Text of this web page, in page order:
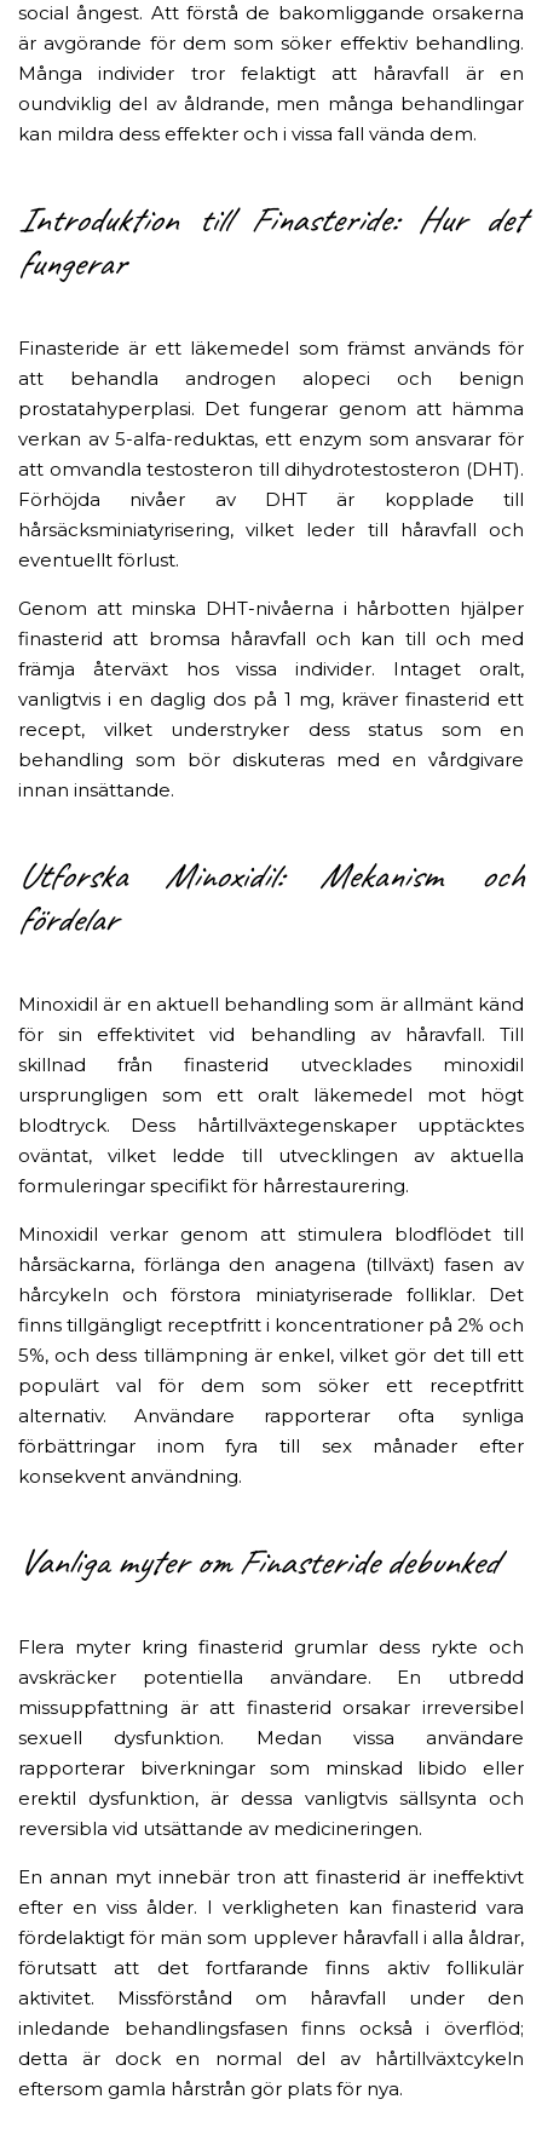
social ångest. Att förstå de bakomliggande orsakerna
är avgörande för dem som söker effektiv behandling.
Många individer tror felaktigt att håravfall är en
oundviklig del av åldrande, men många behandlingar
kan mildra dess effekter och i vissa fall vända dem.
Introduktion till Finasteride: Hur det
fungerar
Finasteride är ett läkemedel som främst används för
att behandla androgen alopeci och benign
prostatahyperplasi. Det fungerar genom att hämma
verkan av 5-alfa-reduktas, ett enzym som ansvarar för
att omvandla testosteron till dihydrotestosteron (DHT).
Förhöjda nivåer av DHT är kopplade till
hårsäcksminiatyrisering, vilket leder till håravfall och
eventuellt förlust.
Genom att minska DHT-nivåerna i hårbotten hjälper
finasterid att bromsa håravfall och kan till och med
främja återväxt hos vissa individer. Intaget oralt,
vanligtvis i en daglig dos på 1 mg, kräver finasterid ett
recept, vilket understryker dess status som en
behandling som bör diskuteras med en vårdgivare
innan insättande.
Utforska Minoxidil: Mekanism och
fördelar
Minoxidil är en aktuell behandling som är allmänt känd
för sin effektivitet vid behandling av håravfall. Till
skillnad från finasterid utvecklades minoxidil
ursprungligen som ett oralt läkemedel mot högt
blodtryck. Dess hårtillväxtegenskaper upptäcktes
oväntat, vilket ledde till utvecklingen av aktuella
formuleringar specifikt för hårrestaurering.
Minoxidil verkar genom att stimulera blodflödet till
hårsäckarna, förlänga den anagena (tillväxt) fasen av
hårcykeln och förstora miniatyriserade folliklar. Det
finns tillgängligt receptfritt i koncentrationer på 2% och
5%, och dess tillämpning är enkel, vilket gör det till ett
populärt val för dem som söker ett receptfritt
alternativ. Användare rapporterar ofta synliga
förbättringar inom fyra till sex månader efter
konsekvent användning.
Vanliga myter om Finasteride debunked
Flera myter kring finasterid grumlar dess rykte och
avskräcker potentiella användare. En utbredd
missuppfattning är att finasterid orsakar irreversibel
sexuell dysfunktion. Medan vissa användare
rapporterar biverkningar som minskad libido eller
erektil dysfunktion, är dessa vanligtvis sällsynta och
reversibla vid utsättande av medicineringen.
En annan myt innebär tron ​​att finasterid är ineffektivt
efter en viss ålder. I verkligheten kan finasterid vara
fördelaktigt för män som upplever håravfall i alla åldrar,
förutsatt att det fortfarande finns aktiv follikulär
aktivitet. Missförstånd om håravfall under den
inledande behandlingsfasen finns också i överflöd;
detta är dock en normal del av hårtillväxtcykeln
eftersom gamla hårstrån gör plats för nya.